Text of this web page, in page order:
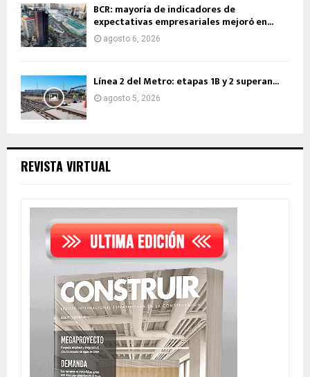
BCR: mayoría de indicadores de
expectativas empresariales mejoró en...
agosto 6, 2026
Línea 2 del Metro: etapas 1B y 2 superan...
agosto 5, 2026
REVISTA VIRTUAL